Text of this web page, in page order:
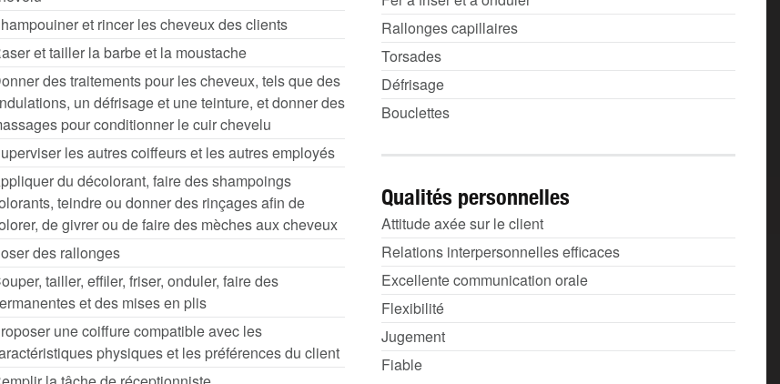
et rincer les cheveux des clients
et tailler la barbe et la moustache
des traitements pour les cheveux, tels que des
un défrisage et une teinture, et donner des
pour conditionner le cuir chevelu
les autres coiffeurs et les autres employés
du décolorant, faire des shampoings
teindre ou donner des rinçages afin de
de givrer ou de faire des mèches aux cheveux
des rallonges
tailler, effiler, friser, onduler, faire des
et des mises en plis
une coiffure compatible avec les
physiques et les préférences du client
Rallonges capillaires
Torsades
Défrisage
Bouclettes
Qualités personnelles
Attitude axée sur le client
Relations interpersonnelles efficaces
Excellente communication orale
Flexibilité
Jugement
Fiable